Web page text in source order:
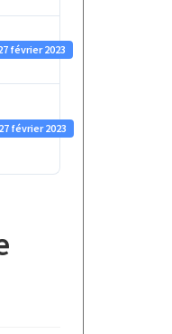
février 2023
27 février 2023